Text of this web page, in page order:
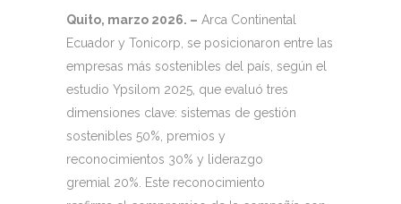
Quito, marzo 2026. – Arca Continental
Ecuador y Tonicorp, se posicionaron entre las
empresas más sostenibles del país, según el
estudio Ypsilom 2025, que evaluó tres
dimensiones clave: sistemas de gestión
sostenibles 50%, premios y
reconocimientos 30% y liderazgo
gremial 20%. Este reconocimiento